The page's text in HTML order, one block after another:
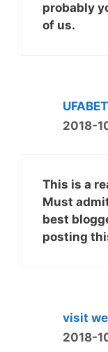
probably
of us.
UFABET
2018-
This is a
Must
best
posting
visit
2018-